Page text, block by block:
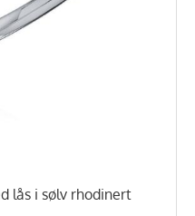
lås i sølv rhodinert